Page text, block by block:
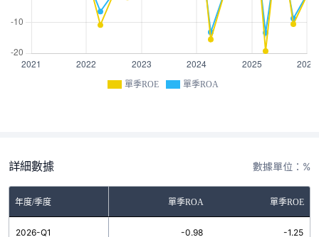
單季ROE 單季ROA
詳細數據 數據單位：%
年度/季度 單季ROA 單季ROE
2026-Q1 -0.98 -1.25